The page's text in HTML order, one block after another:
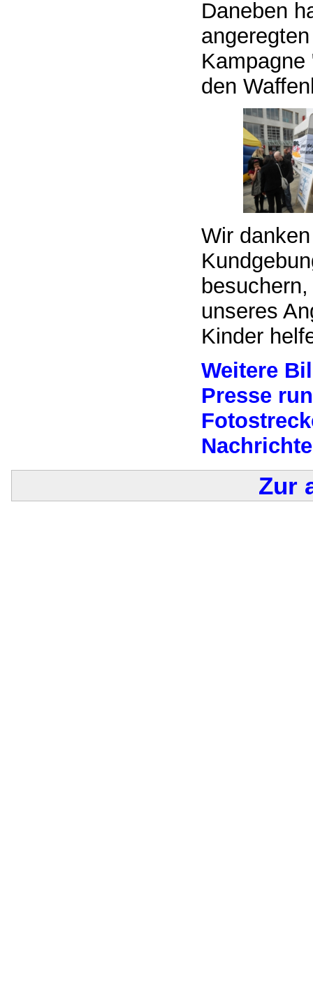
Daneben
den
Wir
unseres
Kinder
Weitere
Presse
Zur